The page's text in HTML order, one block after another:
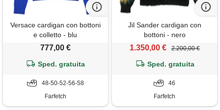
Versace cardigan con bottoni
e colletto - blu
777,00 €
Sped. gratuita
48-50-52-56-58
Farfetch
Jil Sander cardigan con
bottoni - nero
1.350,00 € 2.200,00 €
Sped. gratuita
46
Farfetch